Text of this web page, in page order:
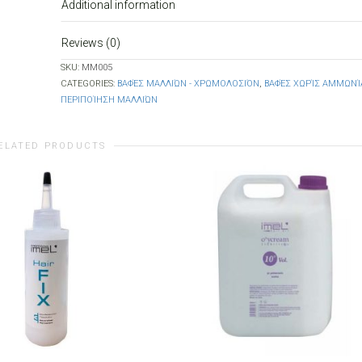
Additional information
Reviews (0)
SKU: MM005
CATEGORIES: ΒΑΦΈΣ ΜΑΛΛΙΏΝ - ΧΡΩΜΟΛΟΣΙΌΝ , ΒΑΦΈΣ ΧΩΡΊΣ
ΠΕΡΙΠΟΊΗΣΗ ΜΑΛΛΙΏΝ
PRODUCTS